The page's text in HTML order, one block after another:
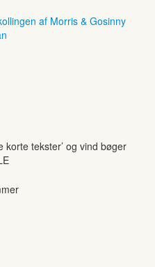
af Morris & Gosinny
korte tekster’ og vind bøger